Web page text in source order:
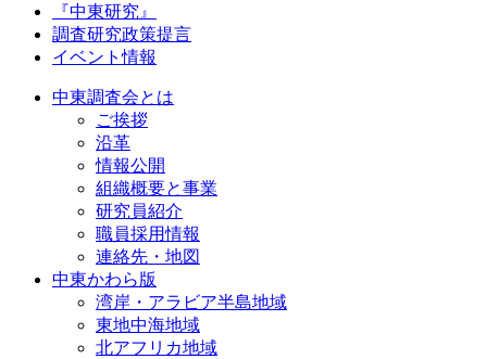
『中東研究』
調査研究政策提言
イベント情報
中東調査会とは
ご挨拶
沿革
情報公開
組織概要と事業
研究員紹介
職員採用情報
連絡先・地図
中東かわら版
湾岸・アラビア半島地域
東地中海地域
北アフリカ地域